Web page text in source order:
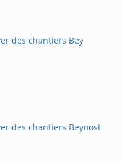
des chantiers Bey
des chantiers Beynost